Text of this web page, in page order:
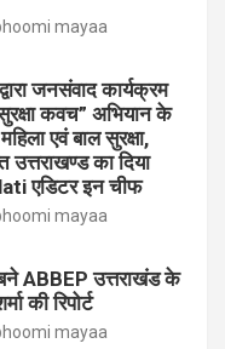
mayaa
जनसंवाद कार्यक्रम
कवच” अभियान के
एवं बाल सुरक्षा,
का दिया
एडिटर इन चीफ
mayaa
बने ABBEP उत्तराखंड के
की रिपोर्ट
mayaa